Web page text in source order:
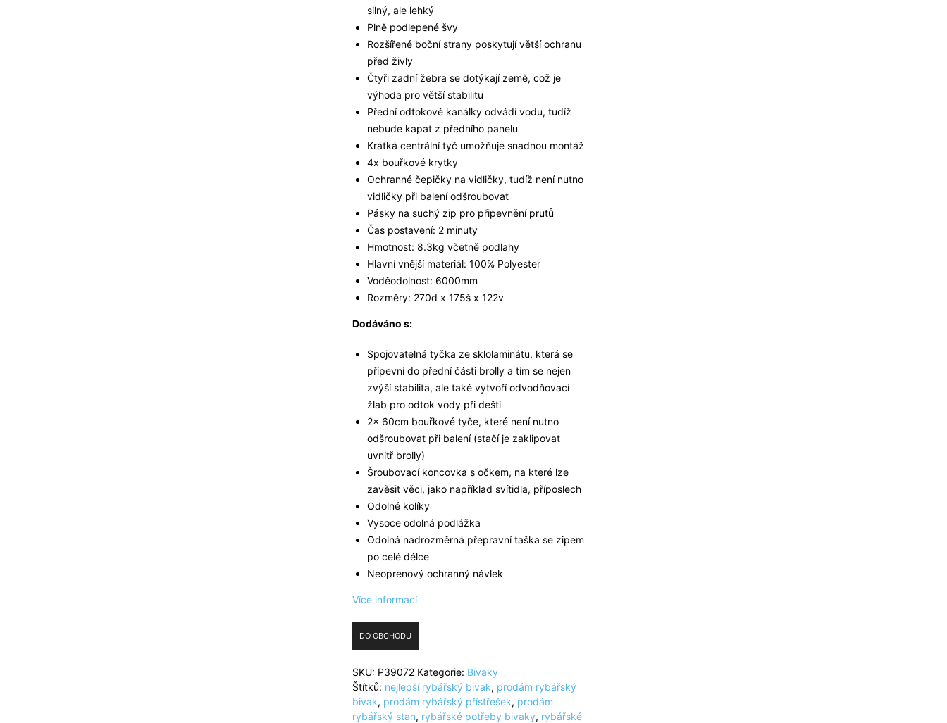
silný, ale lehký
Plně podlepené švy
Rozšířené boční strany poskytují větší ochranu
před živly
Čtyři zadní žebra se dotýkají země, což je
výhoda pro větší stabilitu
Přední odtokové kanálky odvádí vodu, tudíž
nebude kapat z předního panelu
Krátká centrální tyč umožňuje snadnou montáž
4x bouřkové krytky
Ochranné čepičky na vidličky, tudíž není nutno
vidličky při balení odšroubovat
Pásky na suchý zip pro připevnění prutů
Čas postavení: 2 minuty
Hmotnost: 8.3kg včetně podlahy
Hlavní vnější materiál: 100% Polyester
Voděodolnost: 6000mm
Rozměry: 270d x 175š x 122v
Dodáváno s:
Spojovatelná tyčka ze sklolaminátu, která se
připevní do přední části brolly a tím se nejen
zvýší stabilita, ale také vytvoří odvodňovací
žlab pro odtok vody při dešti
2x 60cm bouřkové tyče, které není nutno
odšroubovat při balení (stačí je zaklipovat
uvnitř brolly)
Šroubovací koncovka s očkem, na které lze
zavěsit věci, jako například svítidla, příposlech
Odolné kolíky
Vysoce odolná podlážka
Odolná nadrozměrná přepravní taška se zipem
po celé délce
Neoprenový ochranný návlek
Více informací
DO OBCHODU
SKU: P39072 Kategorie: Bivaky
Štítků: nejlepší rybářský bivak, prodám rybářský
bivak, prodám rybářský přístřešek, prodám
rybářský stan, rybářské potřeby bivaky, rybářské